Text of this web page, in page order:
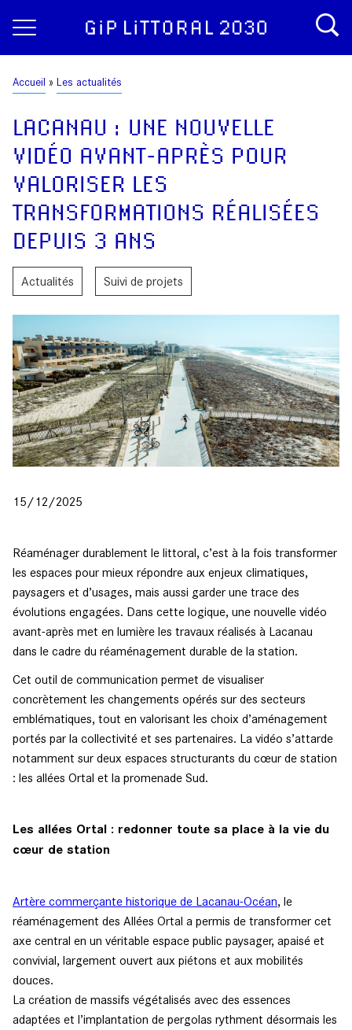
Fil
Accueil Les actualités
LACANAU : UNE NOUVELLE
VIDÉO AVANT-APRÈS POUR
VALORISER LES
TRANSFORMATIONS RÉALISÉES
DEPUIS 3 ANS
Actualités Suivi de projets
15/12/2025
Réaménager durablement le littoral, c’est à la fois transformer
les espaces pour mieux répondre aux enjeux climatiques,
paysagers et d’usages, mais aussi garder une trace des
évolutions engagées. Dans cette logique, une nouvelle vidéo
avant-après met en lumière les travaux réalisés à Lacanau
dans le cadre du réaménagement durable de la station.
Cet outil de communication permet de visualiser
concrètement les changements opérés sur des secteurs
emblématiques, tout en valorisant les choix d’aménagement
portés par la collectivité et ses partenaires. La vidéo s’attarde
notamment sur deux espaces structurants du cœur de station
: les allées Ortal et la promenade Sud.
Les allées Ortal : redonner toute sa place à la vie du
cœur de station
Artère commerçante historique de Lacanau-Océan, le
réaménagement des Allées Ortal a permis de transformer cet
axe central en un véritable espace public paysager, apaisé et
convivial, largement ouvert aux piétons et aux mobilités
douces.
La création de massifs végétalisés avec des essences
adaptées et l’implantation de pergolas rythment désormais les